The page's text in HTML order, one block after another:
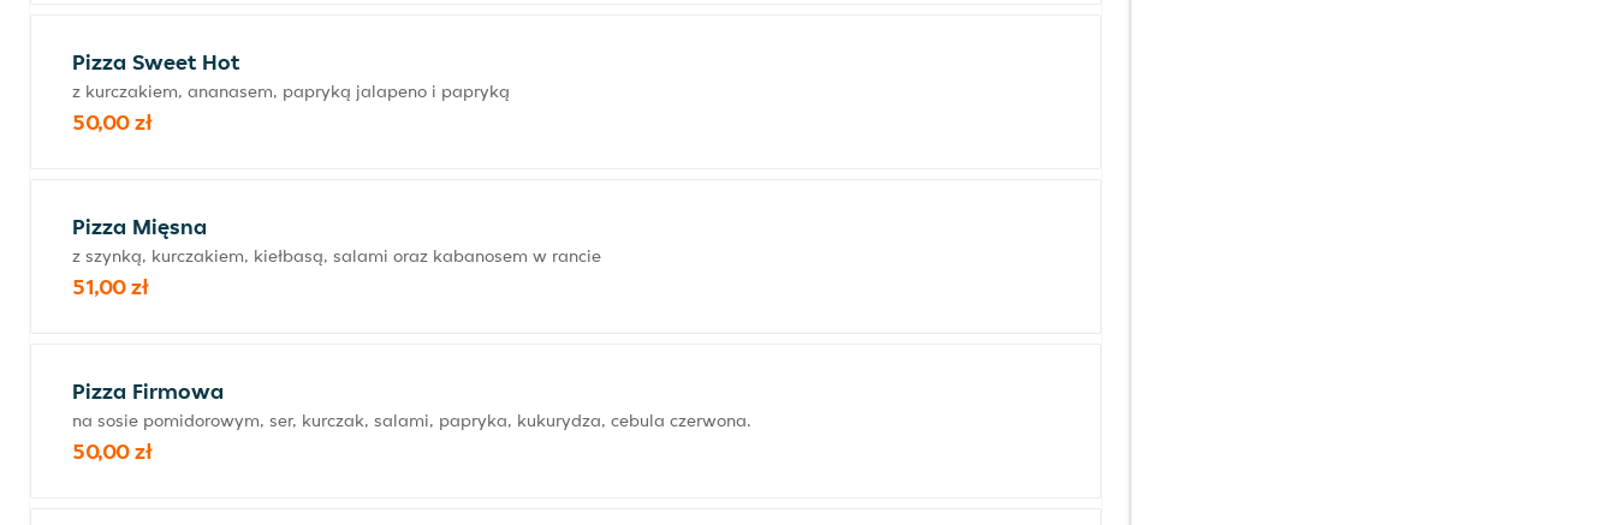
Pizza Sweet Hot
z kurczakiem, ananasem, papryką jalapeno i papryką
50,00 zł
Pizza Mięsna
z szynką, kurczakiem, kiełbasą, salami oraz kabanosem w rancie
51,00 zł
Pizza Firmowa
na sosie pomidorowym, ser, kurczak, salami, papryka, kukurydza, cebula czerwona.
50,00 zł